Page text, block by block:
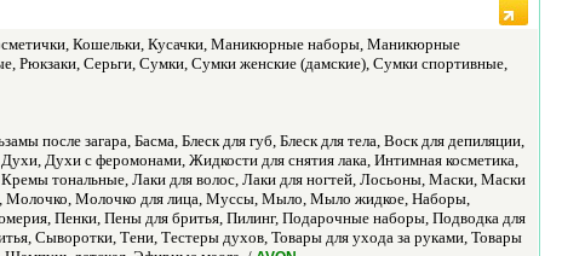
Кошельки, Кусачки, Маникюрные наборы, Маникюрные
Рюкзаки, Серьги, Сумки, Сумки женские (дамские), Сумки спортивные,
после загара, Басма, Блеск для губ, Блеск для тела, Воск для депиляции,
Духи с феромонами, Жидкости для снятия лака, Интимная косметика,
тональные, Лаки для волос, Лаки для ногтей, Лосьоны, Маски, Маски
Молочко, Молочко для лица, Муссы, Мыло, Мыло жидкое, Наборы,
Пенки, Пены для бритья, Пилинг, Подарочные наборы, Подводка для
Сыворотки, Тени, Тестеры духов, Товары для ухода за руками, Товары